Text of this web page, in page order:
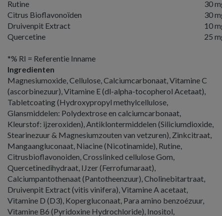
Rutine
30
Citrus Bioflavonoïden
30
Druivenpit Extract
10
Quercetine
25
*% RI = Referentie Inname
Ingredienten
Magnesiumoxide, Cellulose, Calciumcarbonaat, Vitamine C
(ascorbinezuur), Vitamine E (dl-alpha-tocopherol Acetaat),
Tabletcoating (Hydroxypropyl methylcellulose,
Glansmiddelen: Polydextrose en calciumcarbonaat,
Kleurstof: ijzeroxiden), Antiklontermiddelen (Siliciumdioxide,
Stearinezuur & Magnesiumzouten van vetzuren), Zinkcitraat,
Mangaangluconaat, Niacine (Nicotinamide), Rutine,
Citrusbioflavonoiden, Crosslinked cellulose Gom,
Quercetinedihydraat, IJzer (Ferrofumaraat),
Calciumpantothenaat (Pantotheenzuur), Cholinebitartraat,
Druivenpit Extract (vitis vinifera), Vitamine A acetaat,
Vitamine D (D3), Kopergluconaat, Para amino benzoézuur,
Vitamine B6 (Pyridoxine Hydrochloride), Inositol,